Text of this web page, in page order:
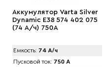
Аккумулятор Varta Silver
Dynamic E38 574 402 075
(74 А/ч) 750А
Емкость: 74 А/ч
Пусковой ток: 750 А